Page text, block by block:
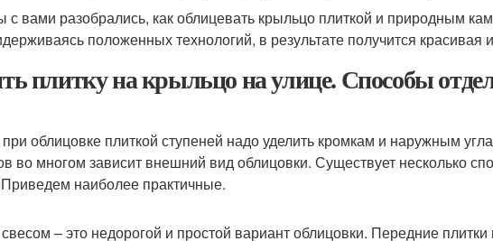
с вами разобрались, как облицевать крыльцо плиткой и природным
положенных технологий, в результате получится красивая
плитку на крыльцо на улице. Способы
облицовке плиткой ступеней надо уделить кромкам и наружным
во многом зависит внешний вид облицовки. Существует несколько
наиболее практичные.
– это недорогой и простой вариант облицовки. Передние плитки